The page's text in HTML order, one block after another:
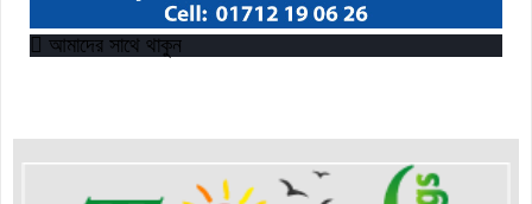
আমাদের সাথে থাকুন